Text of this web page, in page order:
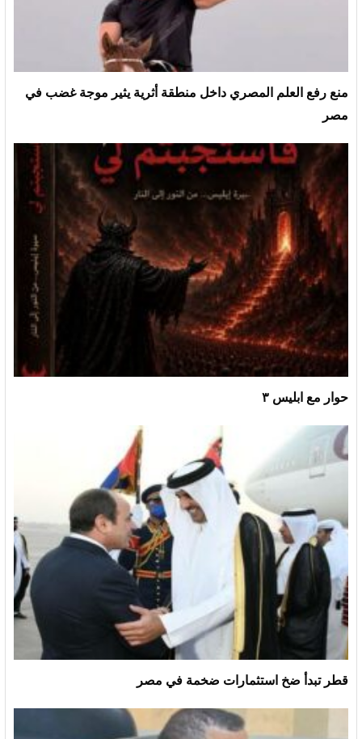
منع رفع العلم المصري داخل منطقة أثرية يثير موجة غضب في
مصر
حوار مع ابليس ٣
قطر تبدأ ضخ استثمارات ضخمة في مصر